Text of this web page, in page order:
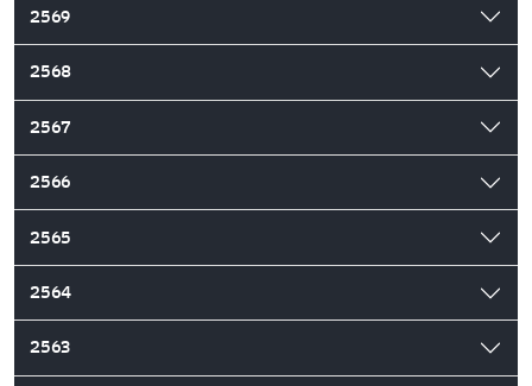
2569
2568
2567
2566
2565
2564
2563